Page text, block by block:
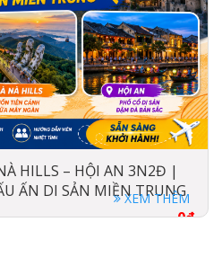
HILLS – HỘI AN 3N2Đ |
ẤN DI SẢN MIỀN TRUNG
0đ
XEM THÊM